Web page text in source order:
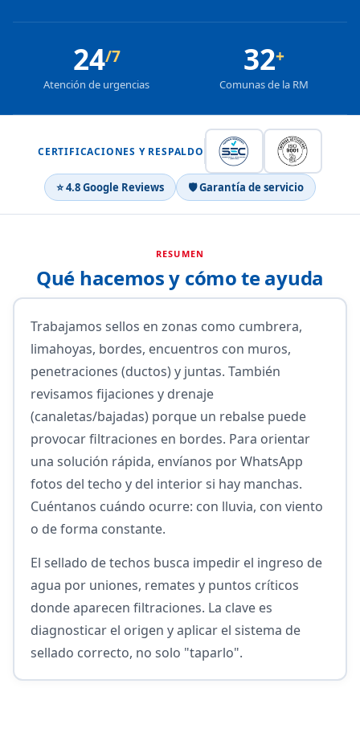
24/7
Atención de urgencias
32+
Comunas de la RM
CERTIFICACIONES Y RESPALDO
⭐ 4.8 Google Reviews 🛡 Garantía de servicio
RESUMEN
Qué hacemos y cómo te ayuda
Trabajamos sellos en zonas como cumbrera,
limahoyas, bordes, encuentros con muros,
penetraciones (ductos) y juntas. También
revisamos fijaciones y drenaje
(canaletas/bajadas) porque un rebalse puede
provocar filtraciones en bordes. Para orientar
una solución rápida, envíanos por WhatsApp
fotos del techo y del interior si hay manchas.
Cuéntanos cuándo ocurre: con lluvia, con viento
o de forma constante.
El sellado de techos busca impedir el ingreso de
agua por uniones, remates y puntos críticos
donde aparecen filtraciones. La clave es
diagnosticar el origen y aplicar el sistema de
sellado correcto, no solo "taparlo".